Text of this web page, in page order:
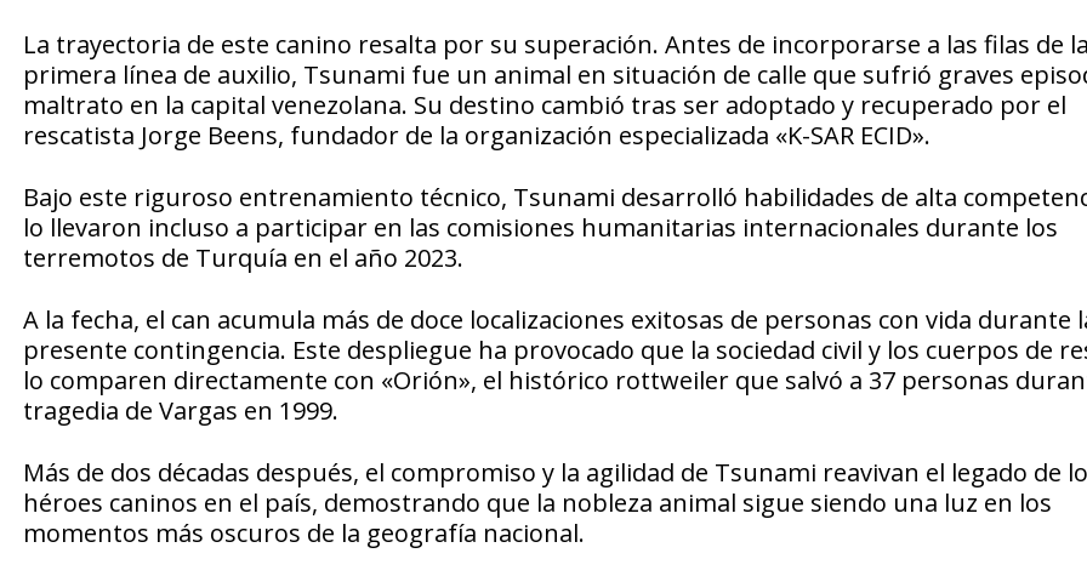
La trayectoria de este canino resalta por su superación. Antes de incorporarse a las filas de la
primera línea de auxilio, Tsunami fue un animal en situación de calle que sufrió graves
maltrato en la capital venezolana. Su destino cambió tras ser adoptado y recuperado por el
rescatista Jorge Beens, fundador de la organización especializada «K-SAR ECID».
Bajo este riguroso entrenamiento técnico, Tsunami desarrolló habilidades de alta
lo llevaron incluso a participar en las comisiones humanitarias internacionales durante los
terremotos de Turquía en el año 2023.
A la fecha, el can acumula más de doce localizaciones exitosas de personas con vida durante
presente contingencia. Este despliegue ha provocado que la sociedad civil y los cuerpos de
lo comparen directamente con «Orión», el histórico rottweiler que salvó a 37 personas
tragedia de Vargas en 1999.
Más de dos décadas después, el compromiso y la agilidad de Tsunami reavivan el legado de
héroes caninos en el país, demostrando que la nobleza animal sigue siendo una luz en los
momentos más oscuros de la geografía nacional.